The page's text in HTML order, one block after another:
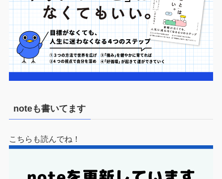
noteも書いてます
こちらも読んでね！